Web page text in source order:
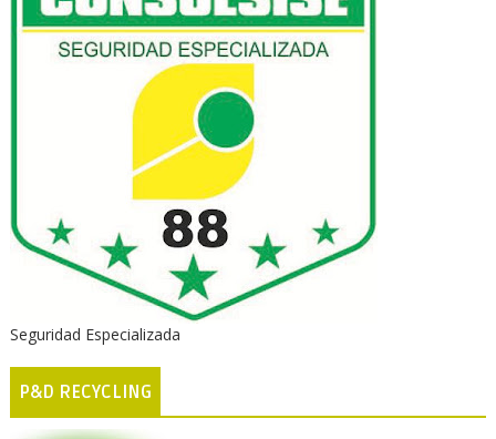
Seguridad Especializada
P&D RECYCLING